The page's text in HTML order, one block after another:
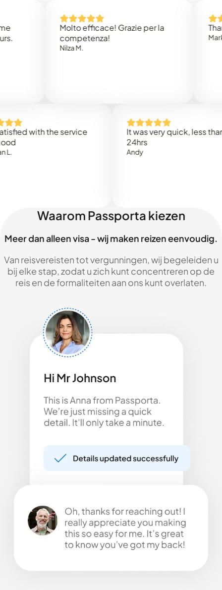
Molto efficace! Grazie per la
competenza!
Thank
Mark N.
with the service
It was very quick, less than
Waarom Passporta kiezen
Meer dan alleen visa - wij maken reizen eenvoudig.
Van reisvereisten tot vergunningen, wij begeleiden u
bij elke stap, zodat u zich kunt concentreren op de
reis en de formaliteiten aan ons kunt overlaten.